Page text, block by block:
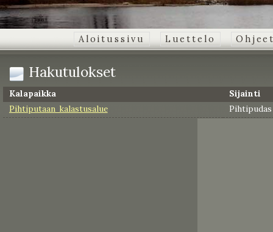
Aloitussivu Luettelo
Hakutulokset
Kalapaikka
Sijainti
Pihtiputaan kalastusalue
Pihtipudas